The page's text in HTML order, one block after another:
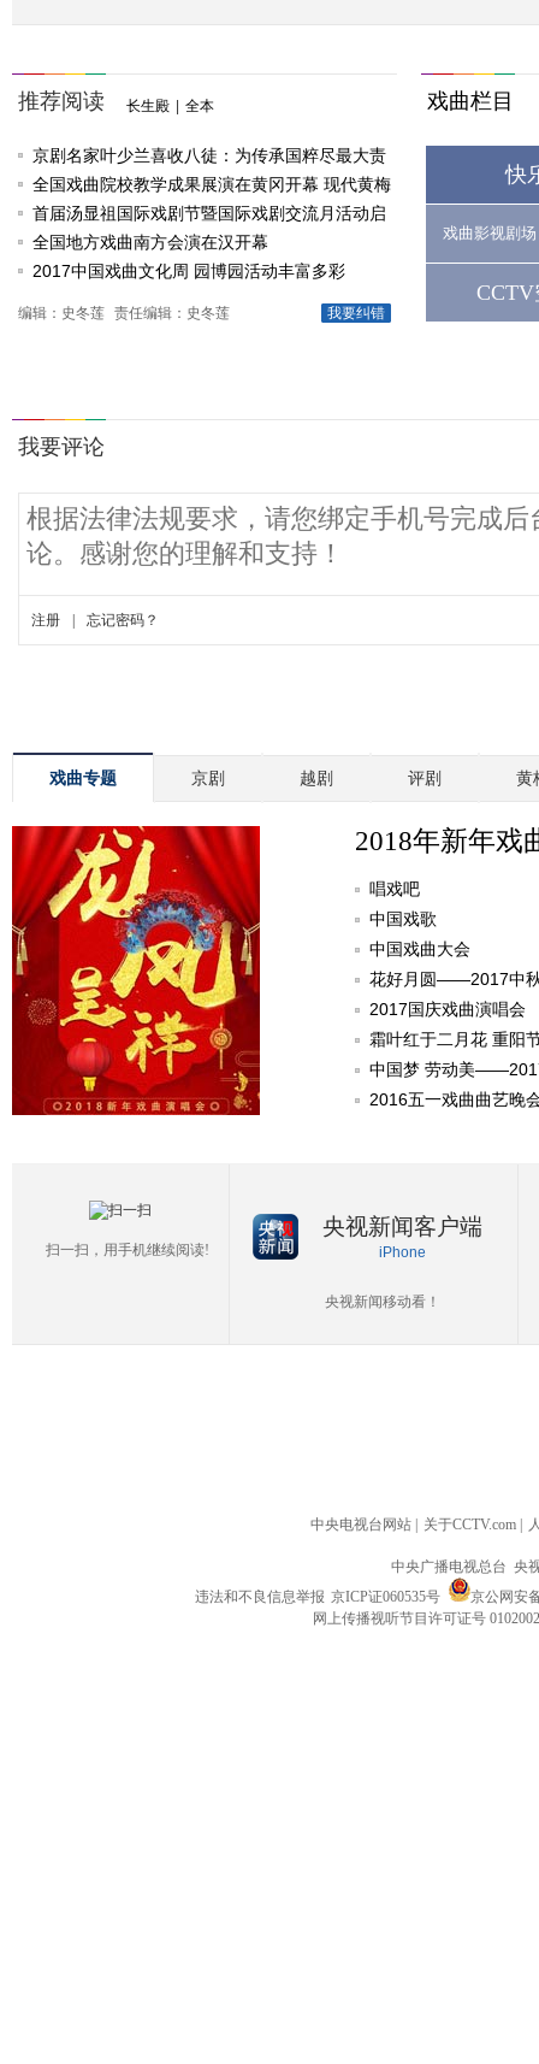
推荐阅读 长生殿 全本
京剧名家叶少兰喜收八徒：为传承国粹尽最大责
任
全国戏曲院校教学成果展演在黄冈开幕 现代黄梅
戏《槐花谣》倾情..
首届汤显祖国际戏剧节暨国际戏剧交流月活动启
动
全国地方戏曲南方会演在汉开幕
2017中国戏曲文化周 园博园活动丰富多彩
我要纠错
编辑：史冬莲 责任编辑：史冬莲
戏曲栏目
快
戏曲影视剧场
戏曲专题 京剧 越剧 评剧 黄
2018年新年戏
唱戏吧
中国戏歌
中国戏曲大会
花好月圆——2017中
2017国庆戏曲演唱会
霜叶红于二月花 重阳
中国梦 劳动美
2016五一戏曲曲艺晚
扫一扫，用手机继续阅读!
央视新闻客户端
iPhone
央视新闻移动看！
中央电视台网站 关于CCTV.com
中央广播电视总台 央
违法和不良信息举报 京ICP证060535号
京公网安
网上传播视听节目许可证号